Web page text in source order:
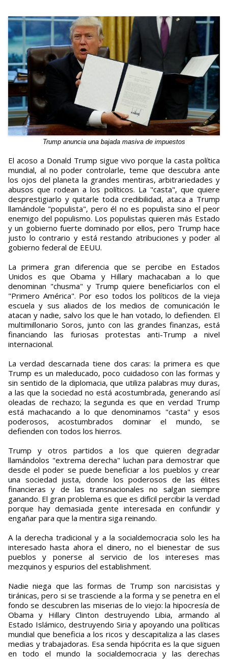
Trump anuncia una bajada masiva de impuestos
El acoso a Donald Trump sigue vivo porque la casta política
mundial, al no poder controlarle, teme que descubra ante
los ojos del planeta la grandes mentiras, arbitrariedades y
abusos que rodean a los políticos. La "casta", que quiere
desprestigiarlo y quitarle toda credibilidad, ataca a Trump
llamándole "populista", pero él no es populista sino el peor
enemigo del populismo. Los populistas quieren más Estado
y un gobierno fuerte dominado por ellos, pero Trump hace
justo lo contrario y está restando atribuciones y poder al
gobierno federal de EEUU.
La primera gran diferencia que se percibe en Estados
Unidos es que Obama y Hillary machacaban a lo que
denominan "chusma" y Trump quiere beneficiarlos con el
"Primero América". Por eso todos los políticos de la vieja
escuela y sus aliados de los medios de comunicación le
atacan y nadie, salvo los que le han votado, lo defienden. El
multimillonario Soros, junto con las grandes finanzas, está
financiando las furiosas protestas anti-Trump a nivel
internacional.
La verdad descarnada tiene dos caras: la primera es que
Trump es un maleducado, poco cuidadoso con las formas y
sin sentido de la diplomacia, que utiliza palabras muy duras,
a las que la sociedad no está acostumbrada, generando así
oleadas de rechazo; la segunda es que en verdad Trump
está machacando a lo que denominamos "casta" y esos
poderosos, acostumbrados dominar el mundo, se
defienden con todos los hierros.
Trump y otros partidos a los que quieren degradar
llamándolos "extrema derecha" luchan para demostrar que
desde el poder se puede beneficiar a los pueblos y crear
una sociedad justa, donde los poderosos de las élites
financieras y de las transnacionales no salgan siempre
ganando. El gran problema es que es difícil percibir la verdad
porque hay demasiada gente interesada en confundir y
engañar para que la mentira siga reinando.
A la derecha tradicional y a la socialdemocracia solo les ha
interesado hasta ahora el dinero, no el bienestar de sus
pueblos y ponerse al servicio de los intereses mas
mezquinos y espurios del establishment.
Nadie niega que las formas de Trump son narcisistas y
tiránicas, pero si se trasciende a la forma y se penetra en el
fondo se descubren las miserias de lo viejo: la hipocresía de
Obama y Hillary Clinton destruyendo Libia, armando al
Estado Islámico, destruyendo Siria y apoyando una políticas
mundial que beneficia a los ricos y descapitaliza a las clases
medias y trabajadoras. Esa senda hipócrita es la que siguen
en todo el mundo la socialdemocracia y las derechas